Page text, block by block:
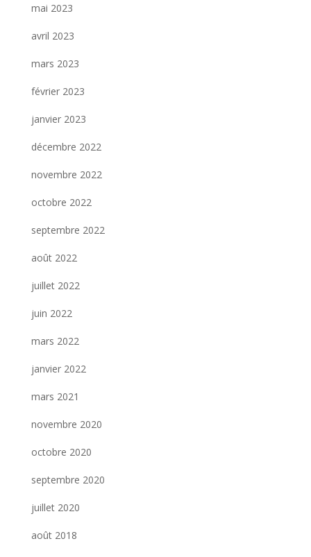
mai 2023
avril 2023
mars 2023
février 2023
janvier 2023
décembre 2022
novembre 2022
octobre 2022
septembre 2022
août 2022
juillet 2022
juin 2022
mars 2022
janvier 2022
mars 2021
novembre 2020
octobre 2020
septembre 2020
juillet 2020
août 2018